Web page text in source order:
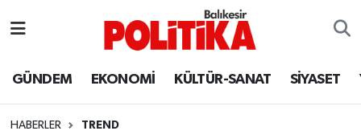
GÜNDEM EKONOMİ KÜLTÜR-SANAT SİYASET
HABERLER TREND
Ayvalık
Balıkesir Hava Durumu